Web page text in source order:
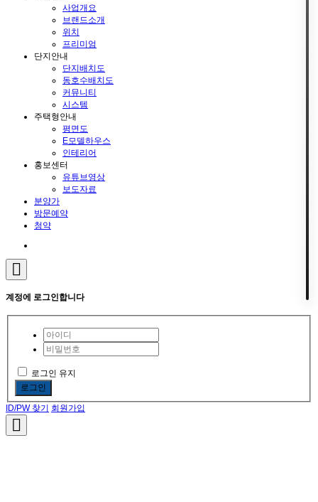
사업개요
브랜드소개
위치
프리미엄
단지안내
단지배치도
동호수배치도
커뮤니티
시스템
주택형안내
평면도
E모델하우스
인테리어
홍보센터
유튜브영상
보도자료
분양가
방문예약
청약
계정에 로그인합니다
로그인 유지
로그인
ID/PW 찾기 회원가입